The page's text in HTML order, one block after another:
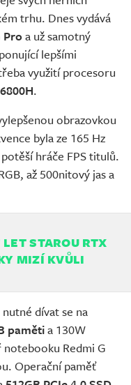
trhu. Dnes vydává
Pro a už samotný
lepšími
využití procesoru
.
obrazovkou
byla ze 165 Hz
hráče FPS titulů.
až 500nitový jas a
STAROU RTX
MIZÍ KVŮLI
dívat se na
pamětia 130W
Redmi G
Operační paměť